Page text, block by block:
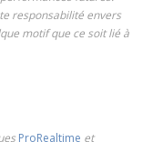
responsabilité envers
motif que ce soit lié à
ProRealtime et